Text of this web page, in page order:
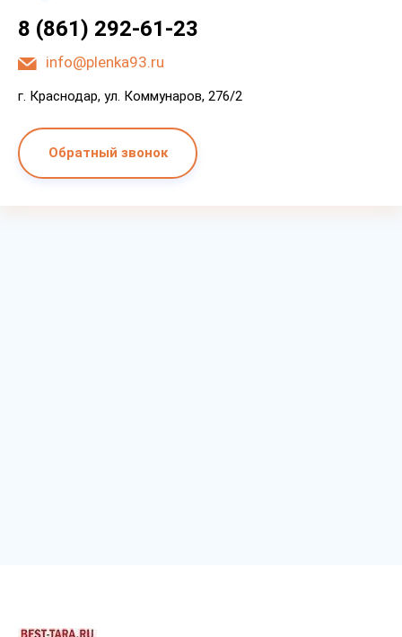
8 (861) 292-61-23
info@plenka93.ru
г. Краснодар, ул. Коммунаров, 276/2
Обратный звонок